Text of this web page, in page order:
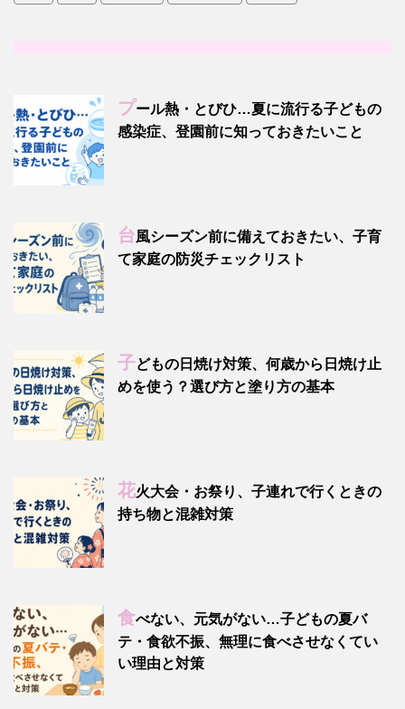
プール熱・とびひ…夏に流行る子どもの
感染症、登園前に知っておきたいこと
台風シーズン前に備えておきたい、子育
て家庭の防災チェックリスト
子どもの日焼け対策、何歳から日焼け止
めを使う？選び方と塗り方の基本
花火大会・お祭り、子連れで行くときの
持ち物と混雑対策
食べない、元気がない…子どもの夏バ
テ・食欲不振、無理に食べさせなくてい
い理由と対策